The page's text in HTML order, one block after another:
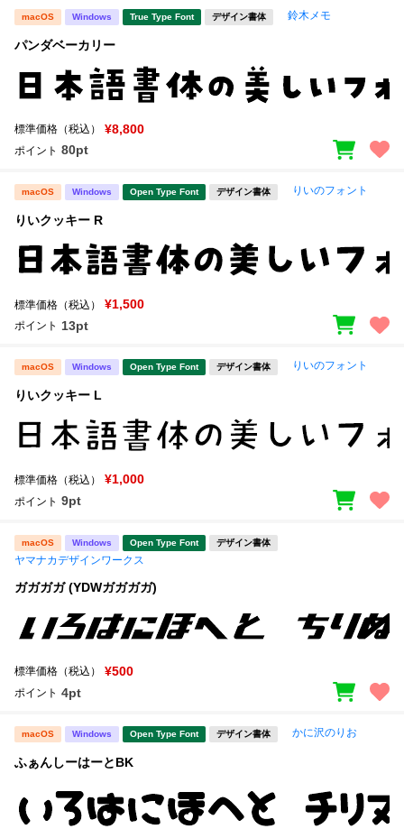
macOS Windows True Type Font デザイン書体 鈴木メモ
パンダベーカリー
標準価格（税込） ¥8,800
ポイント 80pt
macOS Windows Open Type Font デザイン書体 りいのフォント
りいクッキー R
標準価格（税込） ¥1,500
ポイント 13pt
macOS Windows Open Type Font デザイン書体 りいのフォント
りいクッキー L
標準価格（税込） ¥1,000
ポイント 9pt
macOS Windows Open Type Font デザイン書体
ヤマナカデザインワークス
ガガガガ (YDWガガガガ)
標準価格（税込） ¥500
ポイント 4pt
macOS Windows Open Type Font デザイン書体 かに沢のりお
ふぁんしーはーとBK